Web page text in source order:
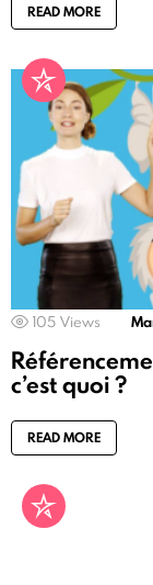
READ MORE
105 Views
c’est quoi ?
READ MORE